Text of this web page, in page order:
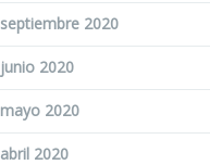
septiembre 2020
junio 2020
mayo 2020
abril 2020